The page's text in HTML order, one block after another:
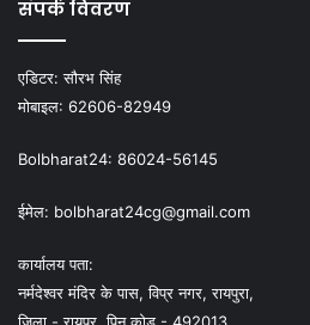
संपर्क विवरण
एडिटर:सौरभ सिंह
मोबाइल: 62606-82949
Bolbharat24: 86024-56145
ईमेल: bolbharat24cg@gmail.com
कार्यालय पता:
नर्मदेश्वर मंदिर के पास, विप्र नगर, रायपुरा,
जिला - रायपुर, पिन कोड - 492013